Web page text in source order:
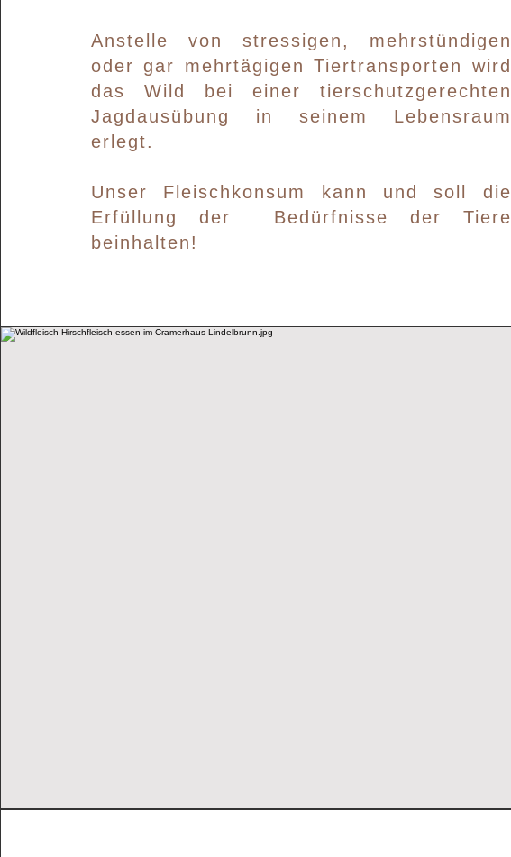
Anstelle von stressigen, mehrstündigen
oder gar mehrtägigen Tiertransporten wird
das Wild bei einer tierschutzgerechten
Jagdausübung in seinem Lebensraum
erlegt.
Unser Fleischkonsum kann und soll die
Erfüllung der Bedürfnisse der Tiere
beinhalten!